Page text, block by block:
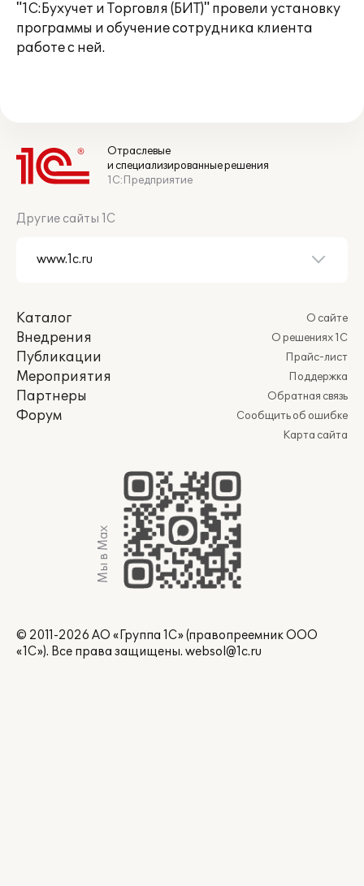
"1С:Бухучет и Торговля (БИТ)" провели установку
программы и обучение сотрудника клиента
работе с ней.
Отраслевые
и специализированные решения
1С:Предприятие
Другие сайты 1С
Каталог
Внедрения
Публикации
Мероприятия
Партнеры
Форум
О сайте
О решениях 1С
Прайс-лист
Поддержка
Обратная связь
Сообщить об ошибке
Карта сайта
Мы в Max
© 2011-2026 АО «Группа 1С» (правопреемник ООО
«1С»). Все права защищены. websol@1c.ru